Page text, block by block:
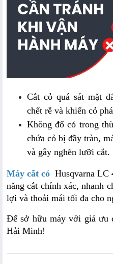
Cắt cỏ quá sát mặt
chết rễ và khiến cỏ
Không đổ cỏ trong
chứa cỏ bị đầy tràn,
và gây nghẽn lưỡi cắt.
Máy cắt cỏ Husqvarna LC
năng cắt chính xác, nhanh
lợi và thoải mái tối đa cho
Để sở hữu máy với giá ưu
Hải Minh!